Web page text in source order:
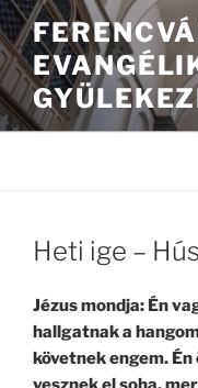
Heti ige –
Jézus mondja: Én
hallgatnak a
követnek engem.